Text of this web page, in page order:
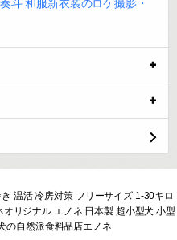
斗 和服新衣装のロケ撮影・
温活 冷房対策 フリーサイズ 1-30キロ
リジナル エノネ 日本製 超小型犬 小型
の自然派食料品店エノネ